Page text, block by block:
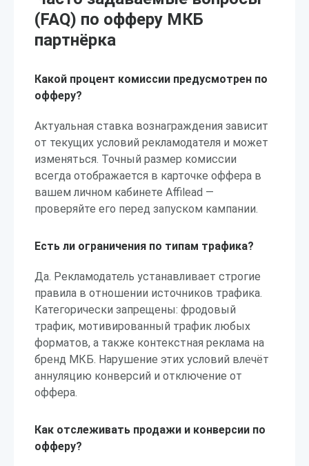
(FAQ) по офферу МКБ
партнёрка
Какой процент комиссии предусмотрен по
офферу?
Актуальная ставка вознаграждения зависит
от текущих условий рекламодателя и может
изменяться. Точный размер комиссии
всегда отображается в карточке оффера в
вашем личном кабинете Affilead —
проверяйте его перед запуском кампании.
Есть ли ограничения по типам трафика?
Да. Рекламодатель устанавливает строгие
правила в отношении источников трафика.
Категорически запрещены: фродовый
трафик, мотивированный трафик любых
форматов, а также контекстная реклама на
бренд МКБ. Нарушение этих условий влечёт
аннуляцию конверсий и отключение от
оффера.
Как отслеживать продажи и конверсии по
офферу?